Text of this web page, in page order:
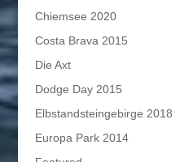
Chiemsee 2020
Costa Brava 2015
Die Axt
Dodge Day 2015
Elbstandsteingebirge 2018
Europa Park 2014